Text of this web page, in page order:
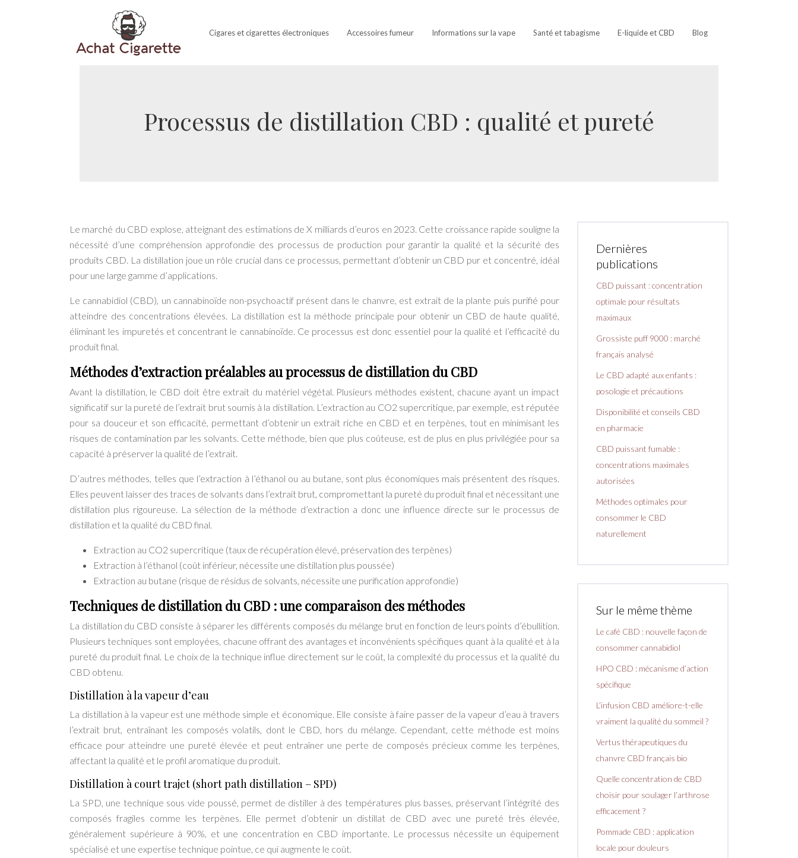
Cigares et cigarettes électroniques Accessoires fumeur Informations sur la vape Santé et tabagisme E-liquide et CBD Blog
Processus de distillation CBD : qualité et pureté
Le marché du CBD explose, atteignant des estimations de X milliards d’euros en 2023. Cette croissance rapide souligne la
nécessité d’une compréhension approfondie des processus de production pour garantir la qualité et la sécurité des
produits CBD. La distillation joue un rôle crucial dans ce processus, permettant d’obtenir un CBD pur et concentré, idéal
pour une large gamme d’applications.
Le cannabidiol (CBD), un cannabinoïde non-psychoactif présent dans le chanvre, est extrait de la plante puis purifié pour
atteindre des concentrations élevées. La distillation est la méthode principale pour obtenir un CBD de haute qualité,
éliminant les impuretés et concentrant le cannabinoïde. Ce processus est donc essentiel pour la qualité et l’efficacité du
produit final.
Méthodes d’extraction préalables au processus de distillation du CBD
Avant la distillation, le CBD doit être extrait du matériel végétal. Plusieurs méthodes existent, chacune ayant un impact
significatif sur la pureté de l’extrait brut soumis à la distillation. L’extraction au CO2 supercritique, par exemple, est réputée
pour sa douceur et son efficacité, permettant d’obtenir un extrait riche en CBD et en terpènes, tout en minimisant les
risques de contamination par les solvants. Cette méthode, bien que plus coûteuse, est de plus en plus privilégiée pour sa
capacité à préserver la qualité de l’extrait.
D’autres méthodes, telles que l’extraction à l’éthanol ou au butane, sont plus économiques mais présentent des risques.
Elles peuvent laisser des traces de solvants dans l’extrait brut, compromettant la pureté du produit final et nécessitant une
distillation plus rigoureuse. La sélection de la méthode d’extraction a donc une influence directe sur le processus de
distillation et la qualité du CBD final.
Extraction au CO2 supercritique (taux de récupération élevé, préservation des terpènes)
Extraction à l’éthanol (coût inférieur, nécessite une distillation plus poussée)
Extraction au butane (risque de résidus de solvants, nécessite une purification approfondie)
Techniques de distillation du CBD : une comparaison des méthodes
La distillation du CBD consiste à séparer les différents composés du mélange brut en fonction de leurs points d’ébullition.
Plusieurs techniques sont employées, chacune offrant des avantages et inconvénients spécifiques quant à la qualité et à la
pureté du produit final. Le choix de la technique influe directement sur le coût, la complexité du processus et la qualité du
CBD obtenu.
Distillation à la vapeur d’eau
La distillation à la vapeur est une méthode simple et économique. Elle consiste à faire passer de la vapeur d’eau à travers
l’extrait brut, entraînant les composés volatils, dont le CBD, hors du mélange. Cependant, cette méthode est moins
efficace pour atteindre une pureté élevée et peut entraîner une perte de composés précieux comme les terpènes,
affectant la qualité et le profil aromatique du produit.
Distillation à court trajet (short path distillation – SPD)
La SPD, une technique sous vide poussé, permet de distiller à des températures plus basses, préservant l’intégrité des
composés fragiles comme les terpènes. Elle permet d’obtenir un distillat de CBD avec une pureté très élevée,
généralement supérieure à 90%, et une concentration en CBD importante. Le processus nécessite un équipement
spécialisé et une expertise technique pointue, ce qui augmente le coût.
Dernières
publications
CBD puissant : concentration
optimale pour résultats
maximaux
Grossiste puff 9000 : marché
français analysé
Le CBD adapté aux enfants :
posologie et précautions
Disponibilité et conseils CBD
en pharmacie
CBD puissant fumable :
concentrations maximales
autorisées
Méthodes optimales pour
consommer le CBD
naturellement
Sur le même thème
Le café CBD : nouvelle façon de
consommer cannabidiol
HPO CBD : mécanisme d’action
spécifique
L’infusion CBD améliore-t-elle
vraiment la qualité du sommeil ?
Vertus thérapeutiques du
chanvre CBD français bio
Quelle concentration de CBD
choisir pour soulager l’arthrose
efficacement ?
Pommade CBD : application
locale pour douleurs